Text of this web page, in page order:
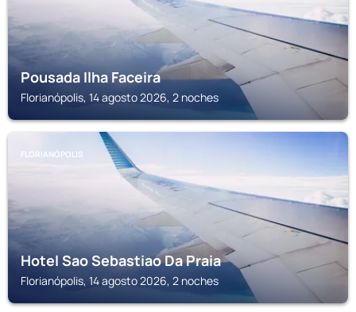
Pousada Ilha Faceira
Florianópolis, 14 agosto 2026, 2 noches
FLORIANÓPOLIS
Hotel Sao Sebastiao Da Praia
Florianópolis, 14 agosto 2026, 2 noches